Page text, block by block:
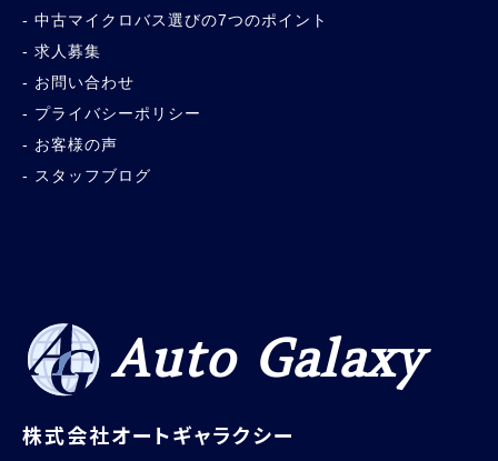
中古マイクロバス選びの7つのポイント
求人募集
お問い合わせ
プライバシーポリシー
お客様の声
スタッフブログ
Auto Galaxy
株式会社オートギャラクシー